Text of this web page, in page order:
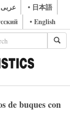
• عربى
• 日本語
• English
de buques con